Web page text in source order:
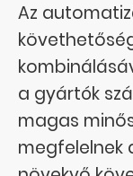
Az
a gyártók
magas
megfelelnek